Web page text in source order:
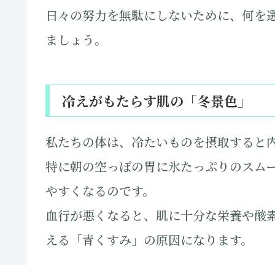
日々の努力を無駄にしないために、何
ましょう。
冷えがもたらす肌の「冬景色」
私たちの体は、冷たいものを摂取すると
特に朝の空っぽの胃に氷たっぷりのスム
やすくなるのです。
血行が悪くなると、肌に十分な栄養や
える「青くすみ」の原因になります。